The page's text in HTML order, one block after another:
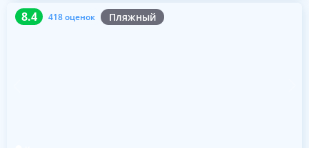
8.4 418 оценок Пляжный
8.4 418 оценок